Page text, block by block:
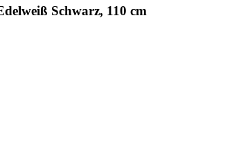
Schwarz, 110 cm